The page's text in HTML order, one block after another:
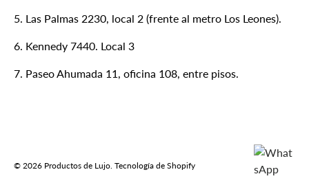
5. Las Palmas 2230, local 2 (frente al metro Los Leones).
6. Kennedy 7440. Local 3
7. Paseo Ahumada 11, oficina 108, entre pisos.
© 2026 Productos de Lujo Tecnología de Shopify